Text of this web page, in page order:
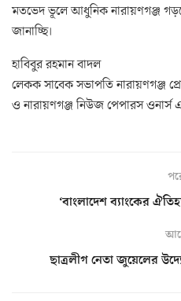
মতভেদ ভূলে আধুনিক নারায়ণগঞ্জ
জানাচ্ছি।
হাবিবুর রহমান বাদল
লেকক সাবেক সভাপতি নারায়ণগঞ্জ
ও নারায়ণগঞ্জ নিউজ পেপারস ওনার্স
‘বাংলাদেশ ব্যাংকের
ছাত্রলীগ নেতা জুয়েলের